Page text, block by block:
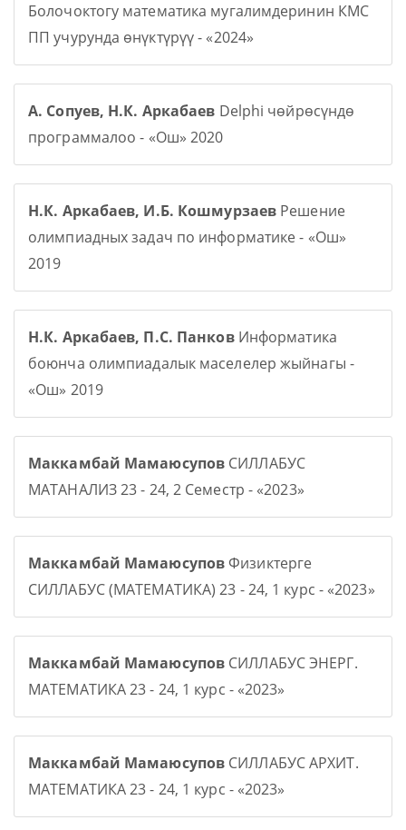
Болочоктогу математика мугалимдеринин КМС
ПП учурунда өнүктүрүү - «2024»
А. Сопуев, Н.К. Аркабаев Delphi чөйрөсүндө
программалоо - «Ош» 2020
Н.К. Аркабаев, И.Б. Кошмурзаев Решение
олимпиадных задач по информатике - «Ош»
2019
Н.К. Аркабаев, П.С. ПанковИнформатика
боюнча олимпиадалык маселелер жыйнагы -
«Ош» 2019
Маккамбай Мамаюсупов СИЛЛАБУС
МАТАНАЛИЗ 23 - 24, 2 Семестр - «2023»
Маккамбай МамаюсуповФизиктерге
СИЛЛАБУС (МАТЕМАТИКА) 23 - 24, 1 курс - «2023»
Маккамбай Мамаюсупов СИЛЛАБУС ЭНЕРГ.
МАТЕМАТИКА 23 - 24, 1 курс - «2023»
Маккамбай Мамаюсупов СИЛЛАБУС АРХИТ.
МАТЕМАТИКА 23 - 24, 1 курс - «2023»